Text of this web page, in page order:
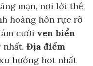
mạn, nơi lời thề
hoàng hôn rực rỡ
cưới ven biển
nhất. Địa điểm
hướng hot nhất